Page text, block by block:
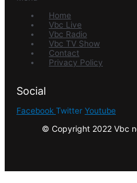
Home
Vbc Live
Vbc Radio
Vbc TV Show
Contact
Privacy Policy
Social
Facebook Twitter Youtube
© Copyright 2022 Vbc